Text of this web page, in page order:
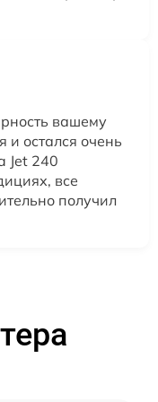
вашему
и остался очень
Jet 240
все
получил